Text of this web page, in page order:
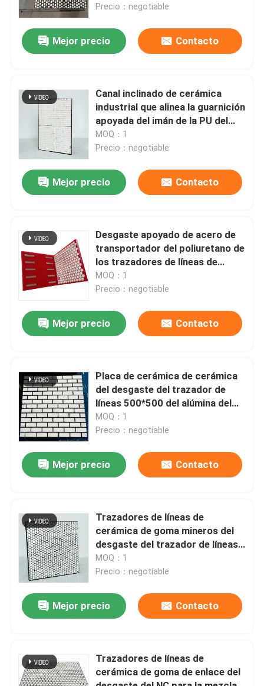
Productos
Videos
Sobre nosotros
Control de Calidad
Contacto
noticias
Trazador de líneas de cerámica del alúmina
Precio：negotiable
Mejor precio Contacto
Canal inclinado de cerámica
industrial que alinea la guarnición
apoyada del imán de la PU del
poliuretano
MOQ：1
Precio：negotiable
Mejor precio Contacto
Desgaste apoyado de acero de
transportador del poliuretano de
los trazadores de líneas de
cerámica del canal inclinado -
guarnición resistente
MOQ：1
Precio：negotiable
Mejor precio Contacto
Placa de cerámica de cerámica
del desgaste del trazador de
líneas 500*500 del alúmina del
92%
MOQ：1
Precio：negotiable
Mejor precio Contacto
Trazadores de líneas de
cerámica de goma mineros del
desgaste del trazador de líneas
del alúmina del cemento del
cuadrado de cerámica del hex.
MOQ：1
Precio：negotiable
Mejor precio Contacto
Trazadores de líneas de
cerámica de goma de enlace del